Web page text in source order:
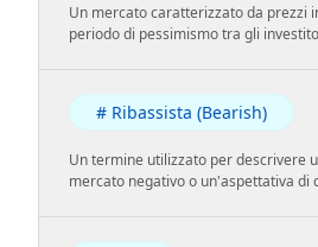
Un mercato caratterizzato da prezzi
periodo di pessimismo tra gli
# Ribassista (Bearish)
Un termine utilizzato per descrivere
mercato negativo o un'aspettativa di